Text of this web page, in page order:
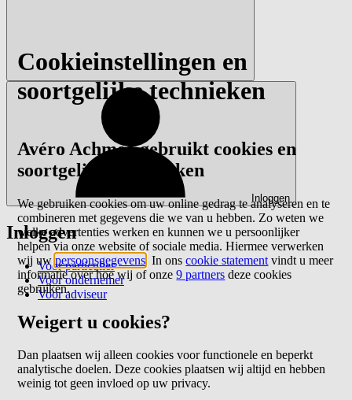
Inloggen
Inloggen
Voor particulier
Voor ondernemer
Voor adviseur
Cookieinstellingen en
soortgelijke technieken
Avéro Achmea gebruikt cookies en
soortgelijke technieken
We gebruiken cookies om uw online gedrag te analyseren en te
combineren met gegevens die we van u hebben. Zo weten we
welke advertenties werken en kunnen we u persoonlijker
helpen via onze website of sociale media. Hiermee verwerken
wij uwpersoonsgegevens . In onscookie statement vindt u meer
informatie over hoe wij of onze9 partners deze cookies
gebruiken.
Weigert u cookies?
Dan plaatsen wij alleen cookies voor functionele en beperkt
analytische doelen. Deze cookies plaatsen wij altijd en hebben
weinig tot geen invloed op uw privacy.